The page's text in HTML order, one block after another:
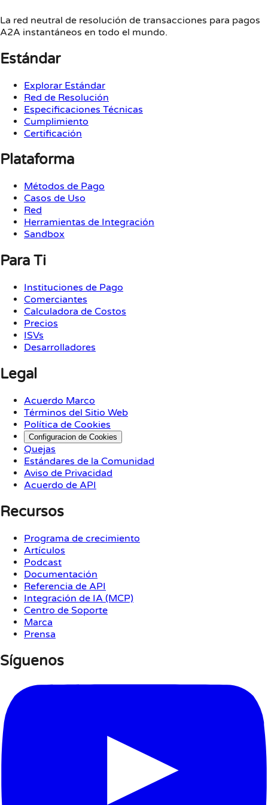
La red neutral de resolución de transacciones para pagos
A2A instantáneos en todo el mundo.
Estándar
Explorar Estándar
Red de Resolución
Especificaciones Técnicas
Cumplimiento
Certificación
Plataforma
Métodos de Pago
Casos de Uso
Red
Herramientas de Integración
Sandbox
Para Ti
Instituciones de Pago
Comerciantes
Calculadora de Costos
Precios
ISVs
Desarrolladores
Legal
Acuerdo Marco
Términos del Sitio Web
Política de Cookies
Configuracion de Cookies
Quejas
Estándares de la Comunidad
Aviso de Privacidad
Acuerdo de API
Recursos
Programa de crecimiento
Artículos
Podcast
Documentación
Referencia de API
Integración de IA (MCP)
Centro de Soporte
Marca
Prensa
Síguenos